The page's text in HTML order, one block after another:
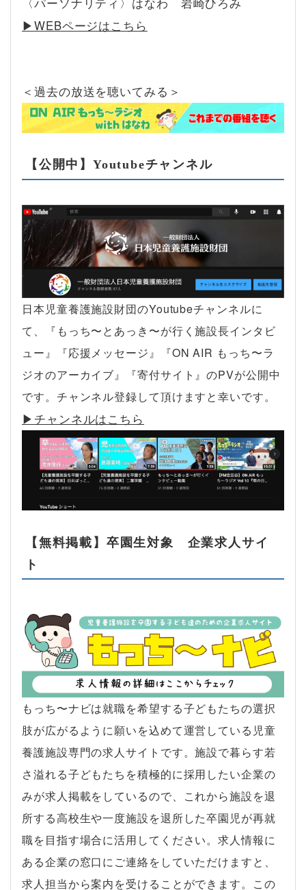
▶︎WEBページはこちら
＜過去の放送を聴いてみる＞
【公開中】Youtubeチャンネル
日本児童養護施設財団のYoutubeチャンネルに
て、『もっち〜とあっき〜が行く施設長インタビ
ュー』『応援メッセージ』『ON AIR もっち〜ラ
ジオのアーカイブ』『寄付サイト』のPVが公開中
です。チャンネル登録して頂けますと幸いです。
▶︎チャンネルはこちら
【無料掲載】卒園生対象 企業求人サイ
ト
もっち〜ナビは就職を希望する子どもたちの選択
肢が広がるように願いを込めて運営している児童
養護施設専門の求人サイトです。施設で暮らす若
さ溢れる子どもたちを積極的に採用したい企業の
みが求人掲載をしているので、これから施設を退
所する高校生や一度施設を退所した卒園児が再就
職を目指す場合に活用してください。求人情報に
ある企業の窓口にご連絡をしていただけますと、
求人担当から案内を受けることができます。この